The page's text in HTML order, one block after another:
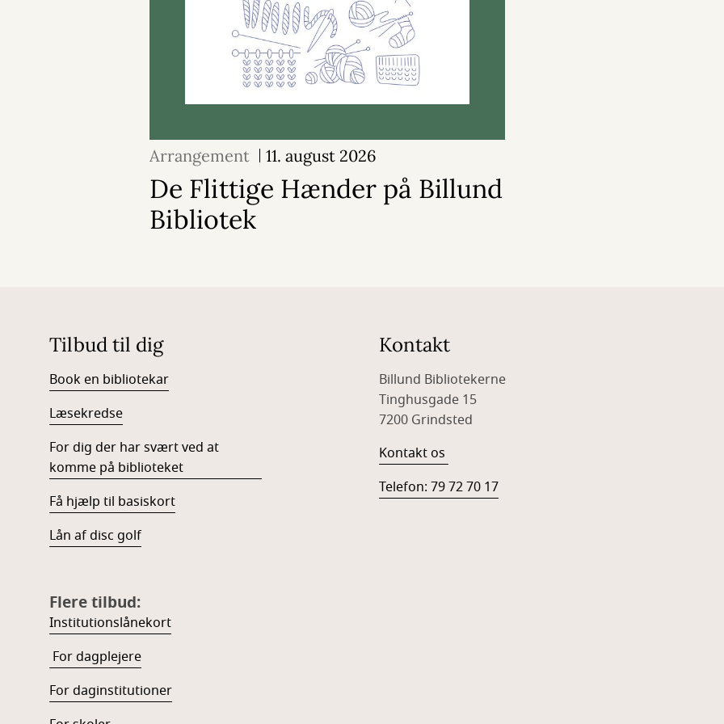
Arrangement 11. august 2026
De Flittige Hænder på Billund
Bibliotek
Tilbud til dig
Book en bibliotekar
Læsekredse
For dig der har svært ved at
komme på biblioteket
Få hjælp til basiskort
Lån af disc golf
Flere tilbud:
Institutionslånekort
For dagplejere
For daginstitutioner
Kontakt
Billund Bibliotekerne
Tinghusgade 15
7200 Grindsted
Kontakt os
Telefon: 79 72 70 17